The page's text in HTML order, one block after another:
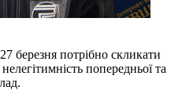
березня потрібно скликати
попередньої та